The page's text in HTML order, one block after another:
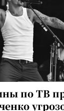
по ТВ